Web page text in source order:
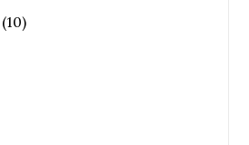
(10)